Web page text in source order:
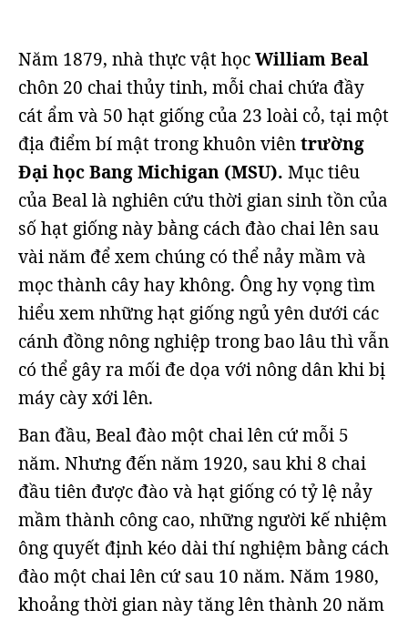
Năm 1879, nhà thực vật họcWilliam Beal
chôn 20 chai thủy tinh, mỗi chai chứa đầy
cát ẩm và 50 hạt giống của 23 loài cỏ, tại một
địa điểm bí mật trong khuôn viêntrường
Đại học Bang Michigan (MSU). Mục tiêu
của Beal là nghiên cứu thời gian sinh tồn của
số hạt giống này bằng cách đào chai lên sau
vài năm để xem chúng có thể nảy mầm và
mọc thành cây hay không. Ông hy vọng tìm
hiểu xem những hạt giống ngủ yên dưới các
cánh đồng nông nghiệp trong bao lâu thì vẫn
có thể gây ra mối đe dọa với nông dân khi bị
máy cày xới lên.
Ban đầu, Beal đào một chai lên cứ mỗi 5
năm. Nhưng đến năm 1920, sau khi 8 chai
đầu tiên được đào và hạt giống có tỷ lệ nảy
mầm thành công cao, những người kế nhiệm
ông quyết định kéo dài thí nghiệm bằng cách
đào một chai lên cứ sau 10 năm. Năm 1980,
khoảng thời gian này tăng lên thành 20 năm